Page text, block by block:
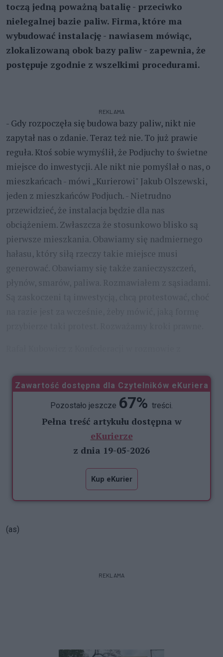
toczą jedną poważną batalię - przeciwko
nielegalnej bazie paliw. Firma, które ma
wybudować instalację - nawiasem mówiąc,
zlokalizowaną obok bazy paliw - zapewnia, że
postępuje zgodnie z wszelkimi procedurami.
REKLAMA
- Gdy rozpoczęła się budowa bazy paliw, nikt nie
zapytał nas o zdanie. Teraz też nie. To już prawie
reguła. Ktoś sobie wymyślił, że Podjuchy to świetne
miejsce do inwestycji. Ale nikt nie pomyślał o nas, o
mieszkańcach - mówi „Kurierowi" Jakub Olszewski,
jeden z mieszkańców Podjuch. - Nietrudno
przewidzieć, że instalacja będzie dla nas
obciążeniem. Zwłaszcza że stosunkowo blisko są
pierwsze mieszkania. Obawiamy się nadmiernego
hałasu, który siłą rzeczy takie miejsce musi
generować. Obawiamy się także zanieczyszczeń,
płynów, smarów, paliwa. Rozmawiałem z sąsiadami.
Zawartość dostępna dla Czytelników eKuriera
Pozostało jeszcze 67% treści.
Pełna treść artykułu dostępna w
eKurierze
z dnia 19-05-2026
Kup eKurier
(as)
REKLAMA